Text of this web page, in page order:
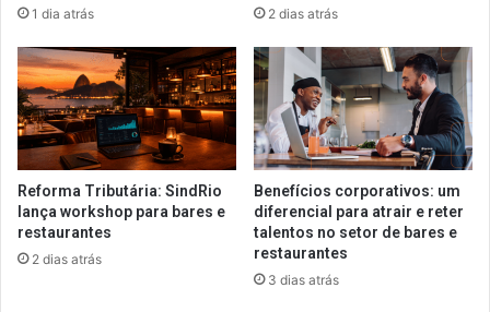
1 dia atrás 2 dias atrás
Reforma Tributária: SindRio
lança workshop para bares e
restaurantes
2 dias atrás
Benefícios corporativos: um
diferencial para atrair e reter
talentos no setor de bares e
restaurantes
3 dias atrás